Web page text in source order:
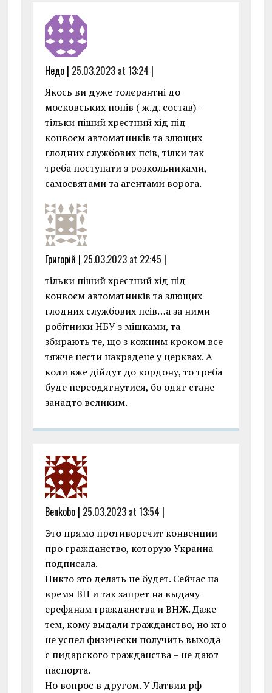
Недо | 25.03.2023 at 13:24 |
Якось ви дуже толєрантні до
московських попів ( ж.д. состав)-
тільки піший хрестний хід під
конвоєм автоматників та злющих
глодних службових псів, тілки так
треба поступати з розкольниками,
самосвятами та агентами ворога.
Григорій | 25.03.2023 at 22:45 |
тільки піший хрестний хід під
конвоєм автоматників та злющих
глодних службових псів…а за ними
робітники НБУ з мішками, та
збирають те, що з кожним кроком все
тяжче нести накрадене у церквах. А
коли вже дійдут до кордону, то треба
буде переодягнутися, бо одяг стане
занадто великим.
Benkobo | 25.03.2023 at 13:54 |
Это прямо противоречит конвенции
про гражданство, которую Украина
подписала.
Никто это делать не будет. Сейчас на
время ВП и так запрет на выдачу
ерефянам гражданства и ВНЖ. Даже
тем, кому выдали гражданство, но кто
не успел физически получить выхода
с пидарского гражданства – не дают
паспорта.
Но вопрос в другом. У Латвии рф